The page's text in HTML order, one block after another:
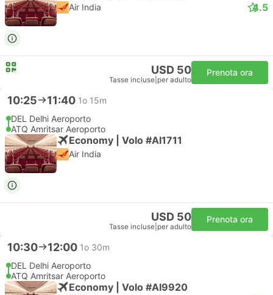
Air India 4.5
USD 50
Tasse incluse per adulto
Prenota ora
10:25 11:40 1o 15m
DEL Delhi Aeroporto
ATQ Amritsar Aeroporto
Economy | Volo #AI1711
Air India
USD 50
Tasse incluse per adulto
Prenota ora
10:30 12:00 1o 30m
DEL Delhi Aeroporto
ATQ Amritsar Aeroporto
Economy | Volo #AI9920